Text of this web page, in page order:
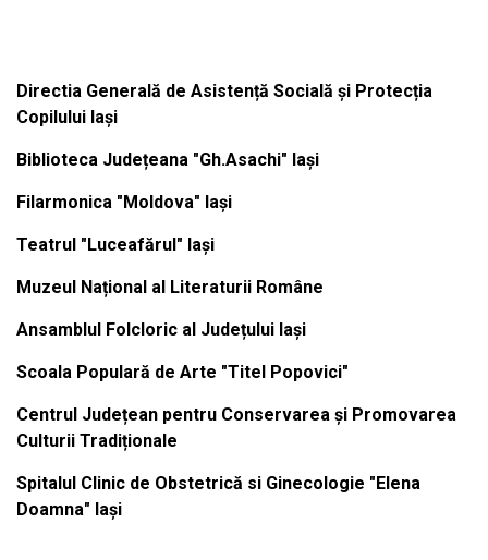
Directia Generală de Asistență Socială și Protecția
Copilului Iași
Biblioteca Județeana "Gh.Asachi" Iași
Filarmonica "Moldova" Iași
Teatrul "Luceafărul" Iași
Muzeul Național al Literaturii Române
Ansamblul Folcloric al Județului Iași
Scoala Populară de Arte "Titel Popovici"
Centrul Județean pentru Conservarea și Promovarea
Culturii Tradiționale
Spitalul Clinic de Obstetrică si Ginecologie "Elena
Doamna" Iași